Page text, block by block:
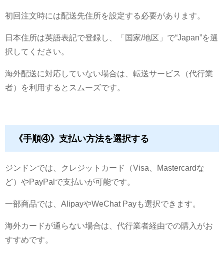
初回注文時には配送先住所を設定する必要があります。
日本住所は英語表記で登録し、「国家/地区」で“Japan”を選
択してください。
海外配送に対応していない場合は、転送サービス（代行業
者）を利用するとスムーズです。
《手順④》支払い方法を選択する
ジンドンでは、クレジットカード（Visa、Mastercardな
ど）やPayPalで支払いが可能です。
一部商品では、AlipayやWeChat Payも選択できます。
海外カードが通らない場合は、代行業者経由での購入がお
すすめです。